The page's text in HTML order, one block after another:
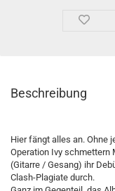
Beschreibung
Hier fängt alles an. Ohne
Operation Ivy schmettern
(Gitarre / Gesang) ihr
Clash-Plagiate durch.